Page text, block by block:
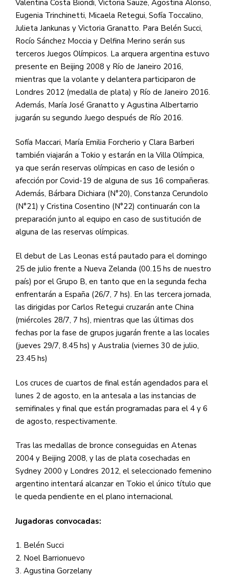
Valentina Costa Biondi, Victoria Sauze, Agostina Alonso,
Eugenia Trinchinetti, Micaela Retegui, Sofía Toccalino,
Julieta Jankunas y Victoria Granatto. Para Belén Succi,
Rocío Sánchez Moccia y Delfina Merino serán sus
terceros Juegos Olímpicos. La arquera argentina estuvo
presente en Beijing 2008 y Río de Janeiro 2016,
mientras que la volante y delantera participaron de
Londres 2012 (medalla de plata) y Río de Janeiro 2016.
Además, María José Granatto y Agustina Albertarrio
jugarán su segundo Juego después de Río 2016.
Sofía Maccari, María Emilia Forcherio y Clara Barberi
también viajarán a Tokio y estarán en la Villa Olímpica,
ya que serán reservas olímpicas en caso de lesión o
afección por Covid-19 de alguna de sus 16 compañeras.
Además, Bárbara Dichiara (N°20), Constanza Cerundolo
(N°21) y Cristina Cosentino (N°22) continuarán con la
preparación junto al equipo en caso de sustitución de
alguna de las reservas olímpicas.
El debut de Las Leonas está pautado para el domingo
25 de julio frente a Nueva Zelanda (00.15 hs de nuestro
país) por el Grupo B, en tanto que en la segunda fecha
enfrentarán a España (26/7, 7 hs). En las tercera jornada,
las dirigidas por Carlos Retegui cruzarán ante China
(miércoles 28/7, 7 hs), mientras que las últimas dos
fechas por la fase de grupos jugarán frente a las locales
(jueves 29/7, 8.45 hs) y Australia (viernes 30 de julio,
23.45 hs)
Los cruces de cuartos de final están agendados para el
lunes 2 de agosto, en la antesala a las instancias de
semifinales y final que están programadas para el 4 y 6
de agosto, respectivamente.
Tras las medallas de bronce conseguidas en Atenas
2004 y Beijing 2008, y las de plata cosechadas en
Sydney 2000 y Londres 2012, el seleccionado femenino
argentino intentará alcanzar en Tokio el único título que
le queda pendiente en el plano internacional.
Jugadoras convocadas:
1. Belén Succi
2. Noel Barrionuevo
3. Agustina Gorzelany